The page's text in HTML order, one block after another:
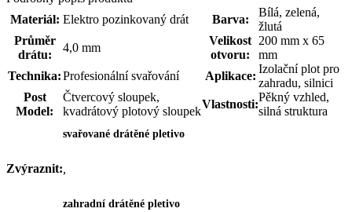
Materiál: Elektro pozinkovaný drát Barva:
Bílá, zelená,
žlutá
Průměr
drátu:
4,0 mm
Velikost
otvoru:
200 mm x 65
mm
Technika:Profesionální svařování Aplikace:
Izolační plot pro
zahradu, silnici
Post
Model:
Čtvercový sloupek,
kvadrátový plotový sloupek
Vlastnosti:
Pěkný vzhled,
silná struktura
Zvýraznit:
svařované drátěné pletivo
,
zahradní drátěné pletivo